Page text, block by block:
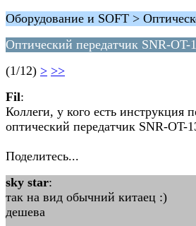
Оборудование и SOFT >
Оптический передатчик SNR-OT-
(1/12) > >>
Fil:
Коллеги, у кого есть инструкция
оптический передатчик SNR-OT-
Поделитесь...
sky star:
так на вид обычний китаец :)
дешева